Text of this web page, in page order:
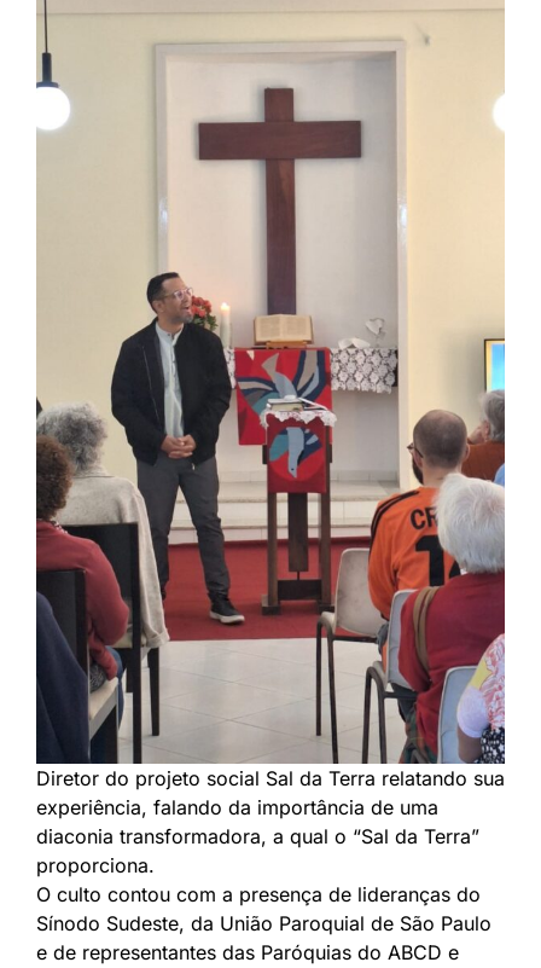
Diretor do projeto social Sal da Terra relatando sua
experiência, falando da importância de uma
diaconia transformadora, a qual o “Sal da Terra”
proporciona.
O culto contou com a presença de lideranças do
Sínodo Sudeste, da União Paroquial de São Paulo
e de representantes das Paróquias do ABCD e